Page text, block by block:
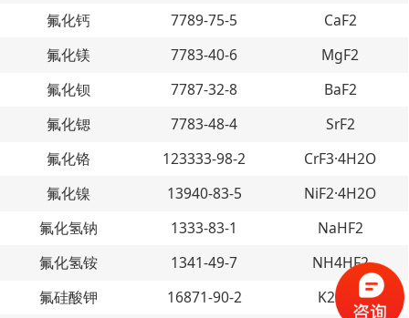
氟化钙
7789-75-5
CaF2
氟化镁
7783-40-6
MgF2
氟化钡
7787-32-8
BaF2
氟化锶
7783-48-4
SrF2
氟化铬
123333-98-2
CrF3·4H2O
氟化镍
13940-83-5
NiF2·4H2O
氟化氢钠
1333-83-1
NaHF2
氟化氢铵
1341-49-7
NH4HF2
氟硅酸钾
16871-90-2
K2SiF6